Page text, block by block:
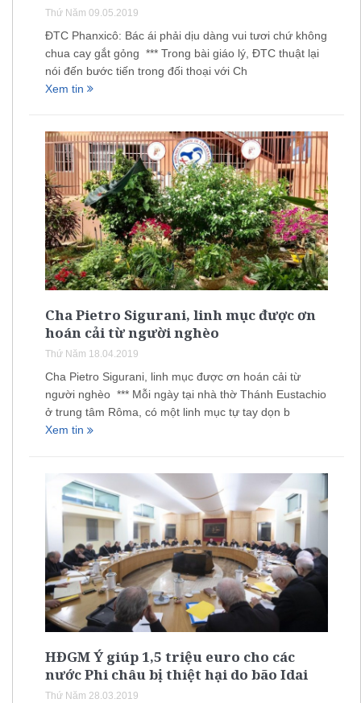
Thứ Năm 09.05.2019
ĐTC Phanxicô: Bác ái phải dịu dàng vui tươi chứ không
chua cay gắt gỏng *** Trong bài giáo lý, ĐTC thuật lại
nói đến bước tiến trong đối thoại với Ch
Xem tin
Cha Pietro Sigurani, linh mục được ơn
hoán cải từ người nghèo
Thứ Năm 18.04.2019
Cha Pietro Sigurani, linh mục được ơn hoán cải từ
người nghèo *** Mỗi ngày tại nhà thờ Thánh Eustachio
ở trung tâm Rôma, có một linh mục tự tay dọn b
Xem tin
HĐGM Ý giúp 1,5 triệu euro cho các
nước Phi châu bị thiệt hại do bão Idai
Thứ Năm 28.03.2019